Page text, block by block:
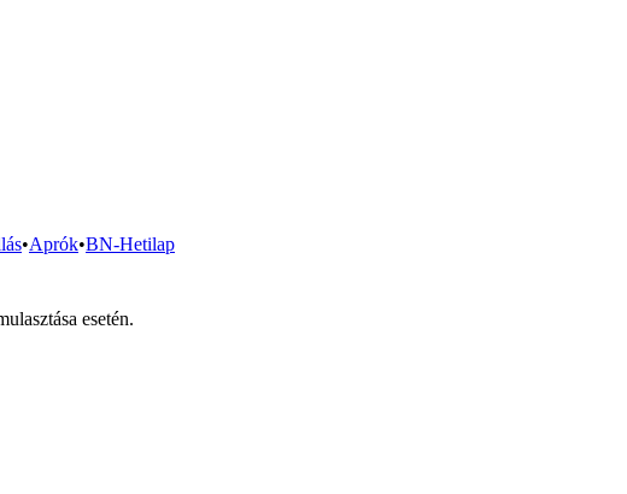
•Aprók•BN-Hetilap
esetén.